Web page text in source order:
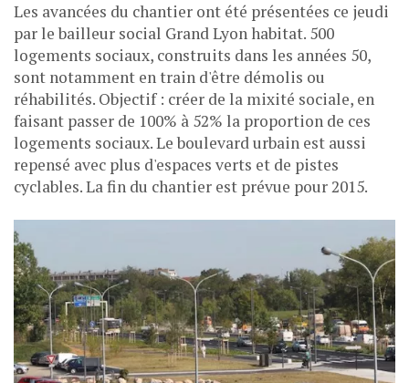
Les avancées du chantier ont été présentées ce jeudi
par le bailleur social Grand Lyon habitat. 500
logements sociaux, construits dans les années 50,
sont notamment en train d'être démolis ou
réhabilités. Objectif : créer de la mixité sociale, en
faisant passer de 100% à 52% la proportion de ces
logements sociaux. Le boulevard urbain est aussi
repensé avec plus d'espaces verts et de pistes
cyclables. La fin du chantier est prévue pour 2015.